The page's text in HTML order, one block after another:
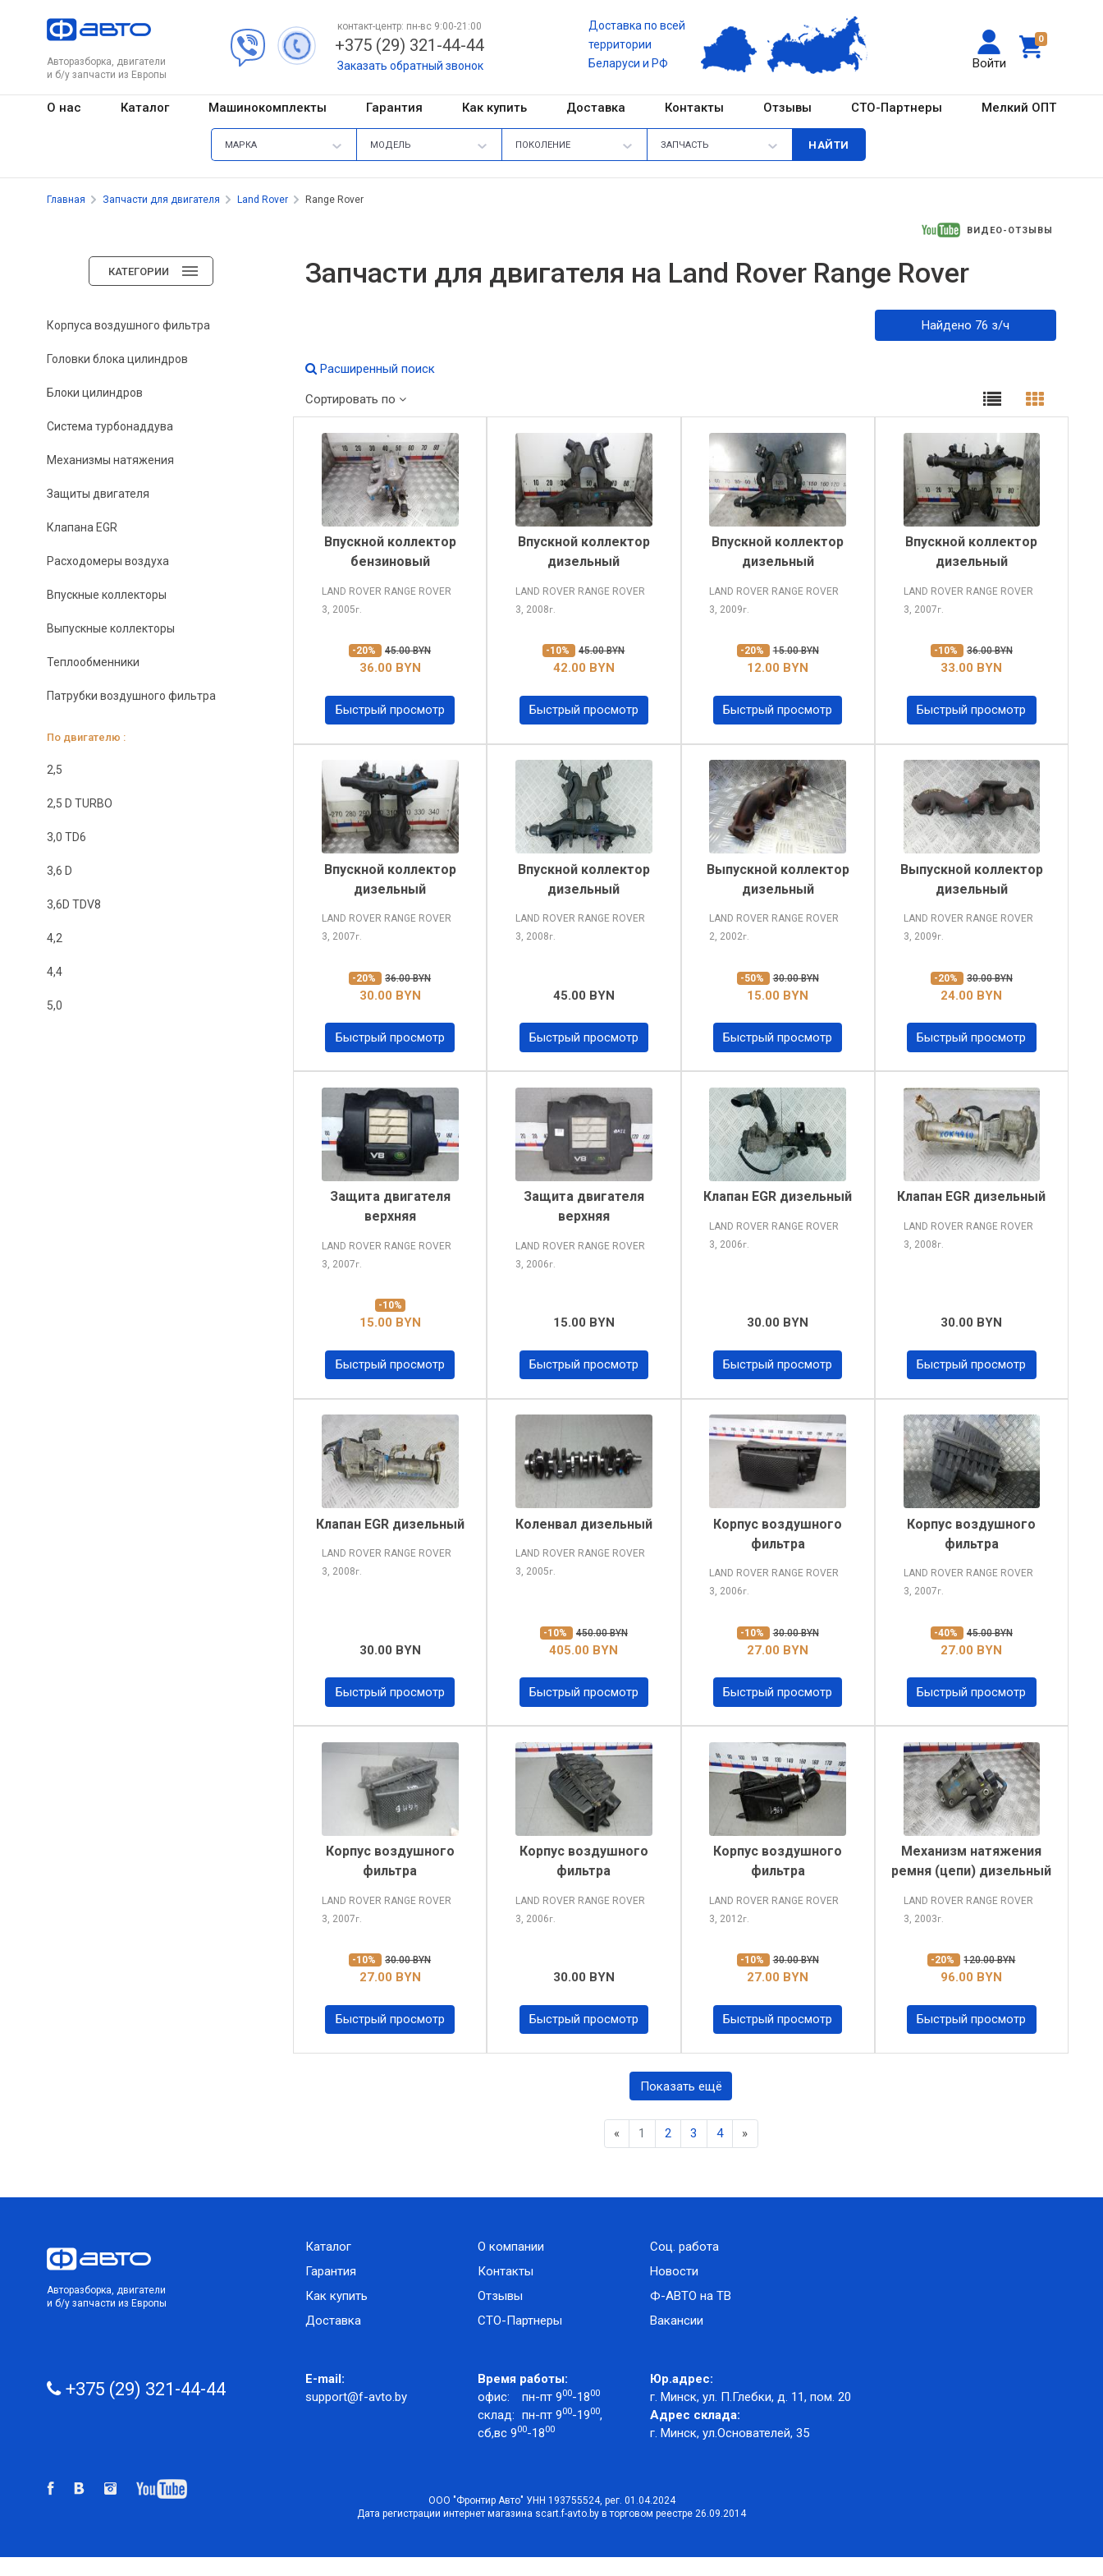
Авторазборка, двигатели
и б/у запчасти из Европы
0
Войти
контакт-центр: пн-вс 9:00-21:00
+375 (29) 321-44-44
Заказать обратный звонок
Доставка по всей
территории
Беларуси и РФ
О нас Каталог Машинокомплекты Гарантия Как купить Доставка Контакты Отзывы СТО-Партнеры Мелкий ОПТ
МАРКА МОДЕЛЬ ПОКОЛЕНИЕ ЗАПЧАСТЬ
Главная Запчасти для двигателя Land Rover Range Rover
ВИДЕО-ОТЗЫВЫ
КАТЕГОРИИ
Корпуса воздушного фильтра
Головки блока цилиндров
Блоки цилиндров
Система турбонаддува
Механизмы натяжения
Защиты двигателя
Клапана EGR
Расходомеры воздуха
Впускные коллекторы
Выпускные коллекторы
Теплообменники
Патрубки воздушного фильтра
По двигателю :
2,5
2,5 D TURBO
3,0 TD6
3,6 D
3,6D TDV8
4,2
4,4
5,0
Запчасти для двигателя на Land Rover Range Rover
Найдено 76 з/ч
Расширенный поиск
Сортировать по
Впускной коллектор
бензиновый
LAND ROVER RANGE ROVER
3, 2005г.
-20% 45.00 BYN
36.00 BYN
Быстрый просмотр
Впускной коллектор
дизельный
LAND ROVER RANGE ROVER
3, 2008г.
-10% 45.00 BYN
42.00 BYN
Быстрый просмотр
Впускной коллектор
дизельный
LAND ROVER RANGE ROVER
3, 2009г.
-20% 15.00 BYN
12.00 BYN
Быстрый просмотр
Впускной коллектор
дизельный
LAND ROVER RANGE ROVER
3, 2007г.
-10% 36.00 BYN
33.00 BYN
Быстрый просмотр
Впускной коллектор
дизельный
LAND ROVER RANGE ROVER
3, 2007г.
-20% 36.00 BYN
30.00 BYN
Быстрый просмотр
Впускной коллектор
дизельный
LAND ROVER RANGE ROVER
3, 2008г.
45.00 BYN
Быстрый просмотр
Выпускной коллектор
дизельный
LAND ROVER RANGE ROVER
2, 2002г.
-50% 30.00 BYN
15.00 BYN
Быстрый просмотр
Выпускной коллектор
дизельный
LAND ROVER RANGE ROVER
3, 2009г.
-20% 30.00 BYN
24.00 BYN
Быстрый просмотр
Защита двигателя
верхняя
LAND ROVER RANGE ROVER
3, 2007г.
-10%
15.00 BYN
Быстрый просмотр
Защита двигателя
верхняя
LAND ROVER RANGE ROVER
3, 2006г.
15.00 BYN
Быстрый просмотр
Клапан EGR дизельный
LAND ROVER RANGE ROVER
3, 2006г.
30.00 BYN
Быстрый просмотр
Клапан EGR дизельный
LAND ROVER RANGE ROVER
3, 2008г.
30.00 BYN
Быстрый просмотр
Клапан EGR дизельный
LAND ROVER RANGE ROVER
3, 2008г.
30.00 BYN
Быстрый просмотр
Коленвал дизельный
LAND ROVER RANGE ROVER
3, 2005г.
-10% 450.00 BYN
405.00 BYN
Быстрый просмотр
Корпус воздушного
фильтра
LAND ROVER RANGE ROVER
3, 2006г.
-10% 30.00 BYN
27.00 BYN
Быстрый просмотр
Корпус воздушного
фильтра
LAND ROVER RANGE ROVER
3, 2007г.
-40% 45.00 BYN
27.00 BYN
Быстрый просмотр
Корпус воздушного
фильтра
LAND ROVER RANGE ROVER
3, 2007г.
-10% 30.00 BYN
27.00 BYN
Быстрый просмотр
Корпус воздушного
фильтра
LAND ROVER RANGE ROVER
3, 2006г.
30.00 BYN
Быстрый просмотр
Корпус воздушного
фильтра
LAND ROVER RANGE ROVER
3, 2012г.
-10% 30.00 BYN
27.00 BYN
Быстрый просмотр
Механизм натяжения
ремня (цепи) дизельный
LAND ROVER RANGE ROVER
3, 2003г.
-20% 120.00 BYN
96.00 BYN
Быстрый просмотр
Показать ещё
«Previous
1 2 3 4 »Next
Авторазборка, двигатели
и б/у запчасти из Европы
Каталог
Гарантия
Как купить
Доставка
О компании
Контакты
Отзывы
СТО-Партнеры
Соц. работа
Новости
Ф-АВТО на ТВ
Вакансии
+375 (29) 321-44-44
E-mail:
support@f-avto.by
Время работы:
офис:
пн-пт 900-1800
склад: пн-пт 900-1900,
сб,вс 900-1800
Юр.адрес:
г. Минск, ул. П.Глебки, д. 11, пом. 20
Адрес склада:
г. Минск, ул.Основателей, 35
ООО "Фронтир Авто" УНН 193755524, рег. 01.04.2024
Дата регистрации интернет магазина scart.f-avto.by в торговом реестре 26.09.2014